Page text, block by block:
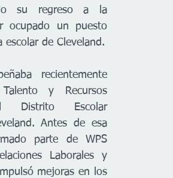
su regreso a la
ocupado un puesto
de Cleveland.
recientemente
y Recursos
Distrito Escolar
Antes de esa
parte de WPS
Laborales y
mejoras en los